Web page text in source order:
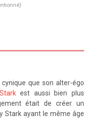
que son alter-égo
est aussi bien plus
était de créer un
Stark ayant le même âge